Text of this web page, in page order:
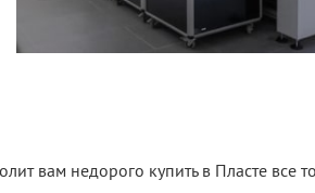
вам недорого купить в Пласте все